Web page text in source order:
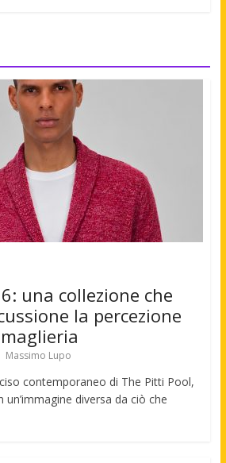
una collezione che
la percezione
Massimo Lupo
contemporaneo di The Pitti Pool,
diversa da ciò che